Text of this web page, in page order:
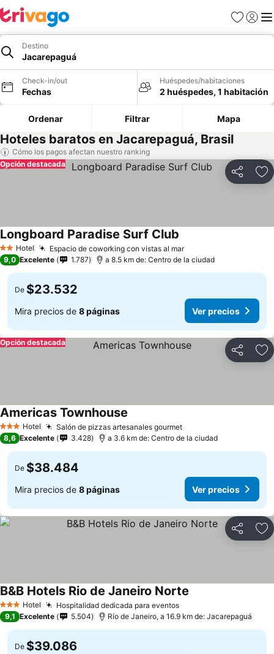
Favoritos
Iniciar
Destino
Jacarepaguá
Check-in/out
Fechas
Huéspedes/habitaciones
2 huéspedes, 1 habitación
Ordenar Filtrar Mapa
Hoteles baratos en Jacarepaguá, Brasil
Cómo los pagos afectan nuestro ranking
Compartir
Opción destacada
2 Estrellas
Hotel Espacio de coworking con vistas al marVer precios
Longboard Paradise Surf Club
9,0 Excelente 1.787 a 8.5 km de: Centro de la ciudad
De $23.532
Mira precios de 8 páginas Ver precios
Compartir
Opción destacada
3 Estrellas
Hotel Salón de pizzas artesanales gourmetVer precios
Americas Townhouse
8,6 Excelente 3.428 a 3.6 km de: Centro de la ciudad
De $38.484
Mira precios de 8 páginas Ver precios
Compartir
3 Estrellas
Hotel Hospitalidad dedicada para eventosVer precios
B&B Hotels Rio de Janeiro Norte
9,1 Excelente 5.504 Río de Janeiro, a 16.9 km de: Jacarepaguá
De $39.086